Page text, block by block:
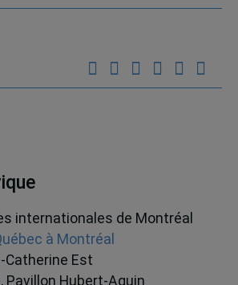
internationales de Montréal
à Montréal
Catherine Est
Pavillon Hubert-Aquin